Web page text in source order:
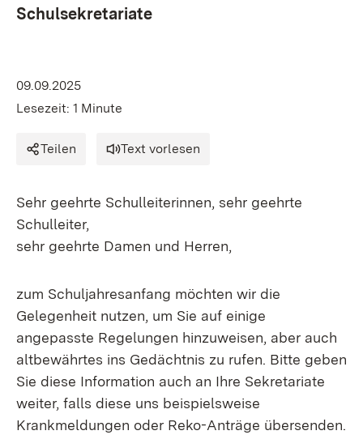
Schulsekretariate
09.09.2025
Lesezeit: 1 Minute
Teilen Text vorlesen
Sehr geehrte Schulleiterinnen, sehr geehrte
Schulleiter,
sehr geehrte Damen und Herren,
zum Schuljahresanfang möchten wir die
Gelegenheit nutzen, um Sie auf einige
angepasste Regelungen hinzuweisen, aber auch
altbewährtes ins Gedächtnis zu rufen. Bitte geben
Sie diese Information auch an Ihre Sekretariate
weiter, falls diese uns beispielsweise
Krankmeldungen oder Reko-Anträge übersenden.